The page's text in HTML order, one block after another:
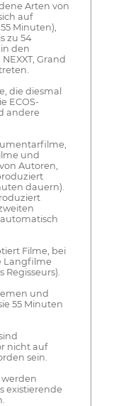
Arten von
auf
Minuten),
zu 54
den
Grand
die diesmal
ECOS-
andere
und
Autoren,
dauern).
Filme, bei
Langfilme
und
55 Minuten
nicht auf
sein.
werden
existierende